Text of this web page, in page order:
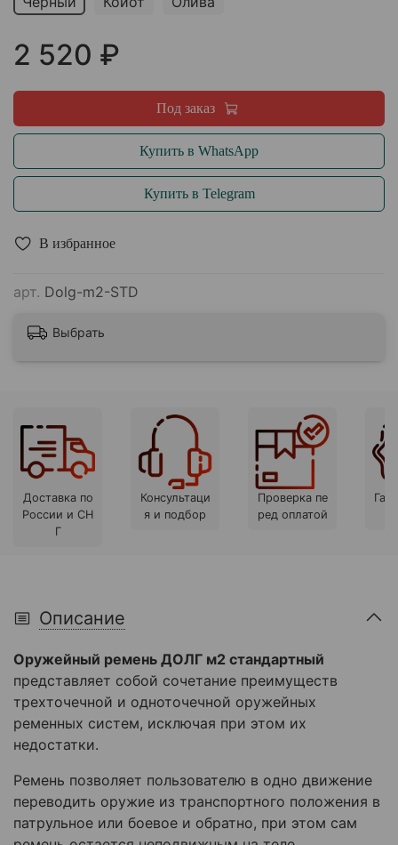
В избранное
арт. Dolg-m2-STD
2 520 ₽
Под заказ
Купить в WhatsApp
Купить в Telegram
Выбрать
Доставка по
России и СН
Г
Консультаци
я и подбор
Проверка пе
ред оплатой
Описание
Оружейный ремень ДОЛГ м2 стандартный
представляет собой сочетание преимуществ
трехточечной и одноточечной оружейных
ременных систем, исключая при этом их
недостатки.
Ремень позволяет пользователю в одно движение
переводить оружие из транспортного положения в
патрульное или боевое и обратно, при этом сам